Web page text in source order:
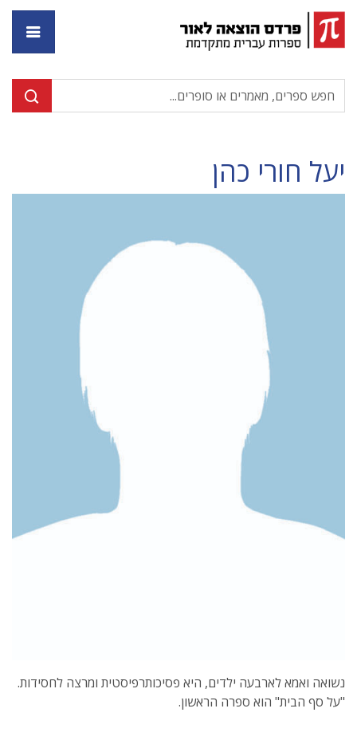
יעל חורי כהן
נשואה ואמא לארבעה ילדים, היא פסיכותרפיסטית ומרצה לחסידות.
"על סף הבית" הוא ספרה הראשון.